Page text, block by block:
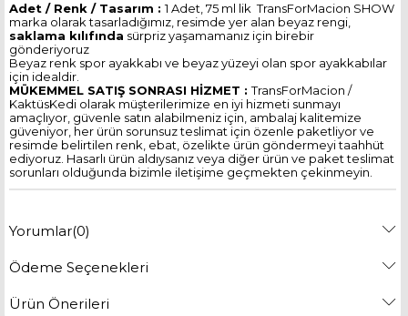
Adet / Renk / Tasarım :1 Adet, 75 ml lik TransForMacion SHOW
marka olarak tasarladığımız, resimde yer alan beyaz rengi,
saklama kılıfında sürpriz yaşamamanız için birebir
gönderiyoruz
Beyaz renk spor ayakkabı ve beyaz yüzeyi olan spor ayakkabılar
için idealdir.
MÜKEMMEL SATIŞ SONRASI HİZMET :TransForMacion /
KaktüsKedi olarak müşterilerimize en iyi hizmeti sunmayı
amaçlıyor, güvenle satın alabilmeniz için, ambalaj kalitemize
güveniyor, her ürün sorunsuz teslimat için özenle paketliyor ve
resimde belirtilen renk, ebat, özelikte ürün göndermeyi taahhüt
ediyoruz. Hasarlı ürün aldıysanız veya diğer ürün ve paket teslimat
sorunları olduğunda bizimle iletişime geçmekten çekinmeyin.
Yorumlar(0)
Ödeme Seçenekleri
Ürün Önerileri